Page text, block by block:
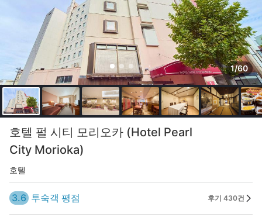
1/60
호텔 펄 시티 모리오카 (Hotel Pearl
City Morioka)
호텔
3.6 투숙객 평점 후기 430건